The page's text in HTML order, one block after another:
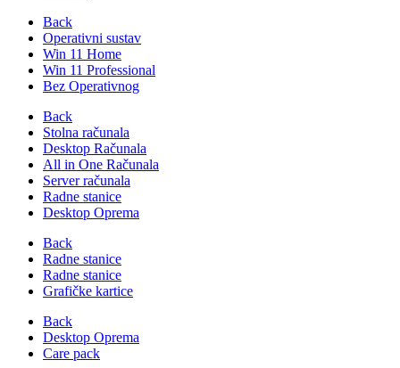
Back
Operativni sustav
Win 11 Home
Win 11 Professional
Bez Operativnog
Back
Stolna računala
Desktop Računala
All in One Računala
Server računala
Radne stanice
Desktop Oprema
Back
Radne stanice
Radne stanice
Grafičke kartice
Back
Desktop Oprema
Care pack